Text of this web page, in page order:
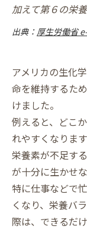
加えて第６の栄
出典： 厚生労働省
アメリカの生化
命を維持するた
けました。
例えると、どこ
れやすくなりま
栄養素が不足す
が十分に生かせ
特に仕事などで
くなり、栄養バ
際は、できるだ